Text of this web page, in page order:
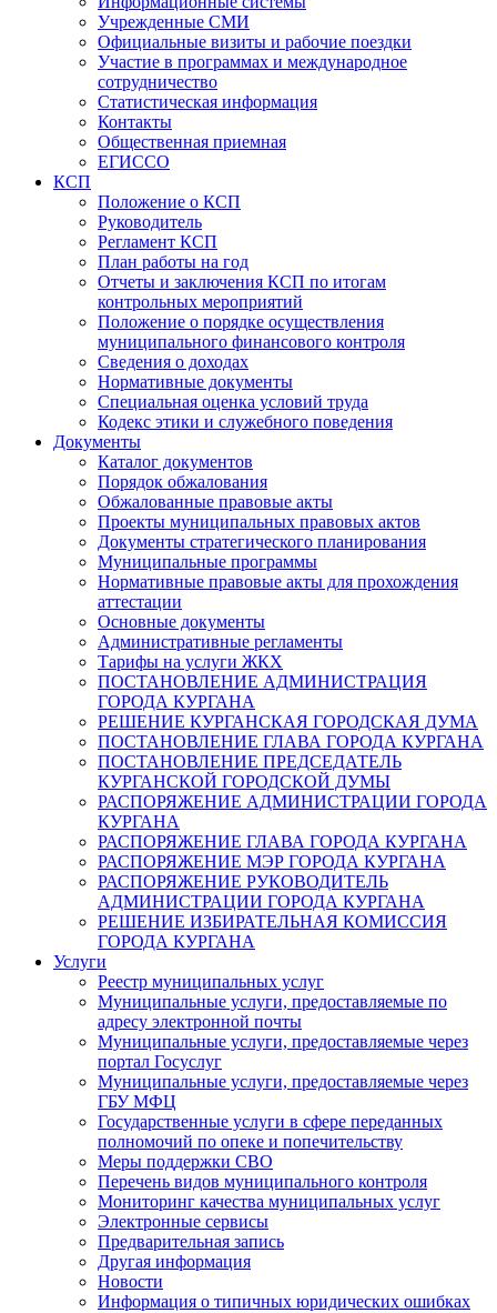
Учрежденные СМИ
Официальные визиты и рабочие поездки
Участие в программах и международное
сотрудничество
Статистическая информация
Контакты
Общественная приемная
ЕГИССО
КСП
Положение о КСП
Руководитель
Регламент КСП
План работы на год
Отчеты и заключения КСП по итогам
контрольных мероприятий
Положение о порядке осуществления
муниципального финансового контроля
Сведения о доходах
Нормативные документы
Специальная оценка условий труда
Кодекс этики и служебного поведения
Документы
Каталог документов
Порядок обжалования
Обжалованные правовые акты
Проекты муниципальных правовых актов
Документы стратегического планирования
Муниципальные программы
Нормативные правовые акты для прохождения
аттестации
Основные документы
Административные регламенты
Тарифы на услуги ЖКХ
ПОСТАНОВЛЕНИЕ АДМИНИСТРАЦИЯ
ГОРОДА КУРГАНА
РЕШЕНИЕ КУРГАНСКАЯ ГОРОДСКАЯ ДУМА
ПОСТАНОВЛЕНИЕ ГЛАВА ГОРОДА КУРГАНА
ПОСТАНОВЛЕНИЕ ПРЕДСЕДАТЕЛЬ
КУРГАНСКОЙ ГОРОДСКОЙ ДУМЫ
РАСПОРЯЖЕНИЕ АДМИНИСТРАЦИИ ГОРОДА
КУРГАНА
РАСПОРЯЖЕНИЕ ГЛАВА ГОРОДА КУРГАНА
РАСПОРЯЖЕНИЕ МЭР ГОРОДА КУРГАНА
РАСПОРЯЖЕНИЕ РУКОВОДИТЕЛЬ
АДМИНИСТРАЦИИ ГОРОДА КУРГАНА
РЕШЕНИЕ ИЗБИРАТЕЛЬНАЯ КОМИССИЯ
ГОРОДА КУРГАНА
Услуги
Реестр муниципальных услуг
Муниципальные услуги, предоставляемые по
адресу электронной почты
Муниципальные услуги, предоставляемые через
портал Госуслуг
Муниципальные услуги, предоставляемые через
ГБУ МФЦ
Государственные услуги в сфере переданных
полномочий по опеке и попечительству
Меры поддержки СВО
Перечень видов муниципального контроля
Мониторинг качества муниципальных услуг
Электронные сервисы
Предварительная запись
Другая информация
Новости
Информация о типичных юридических ошибках